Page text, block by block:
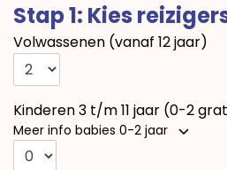
Stap 1: Kies
Volwassenen (vanaf 12 jaar)
Kinderen 3 t/m 11 jaar (0-2
Meer info babies 0-2 jaar